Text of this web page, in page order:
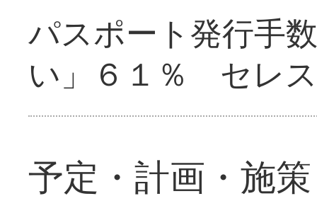
パスポート発行手
い」６１％ セレ
予定・計画・施策